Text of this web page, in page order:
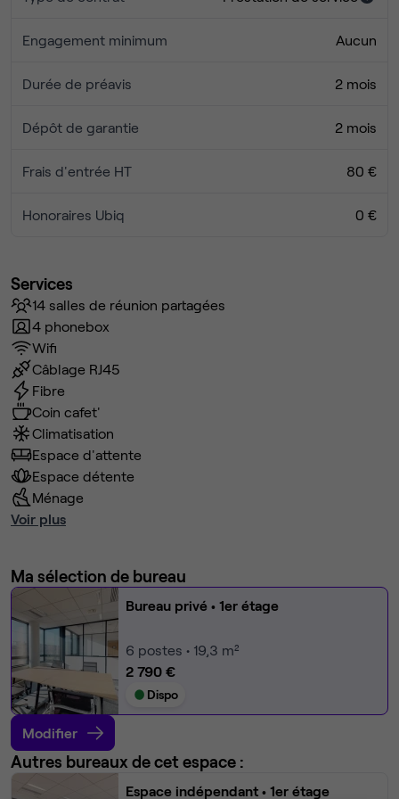
Engagement minimum Aucun
Durée de préavis 2 mois
Dépôt de garantie 2 mois
Frais d'entrée HT 80 €
Honoraires Ubiq 0 €
Services
14 salles de réunion partagées
4 phonebox
Wifi
Câblage RJ45
Fibre
Coin cafet'
Climatisation
Espace d'attente
Espace détente
Ménage
Voir plus
Ma sélection de bureau
Bureau privé • 1er étage
6 postes • 19,3 m²
2 790 €
Dispo
Modifier
Autres bureaux de cet espace :
Espace indépendant • 1er étage